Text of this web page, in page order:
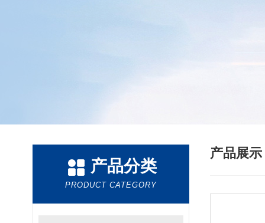
产品分类
PRODUCT CATEGORY
产品展示